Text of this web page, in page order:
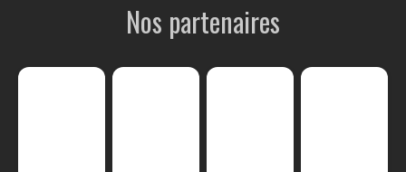
Nos partenaires